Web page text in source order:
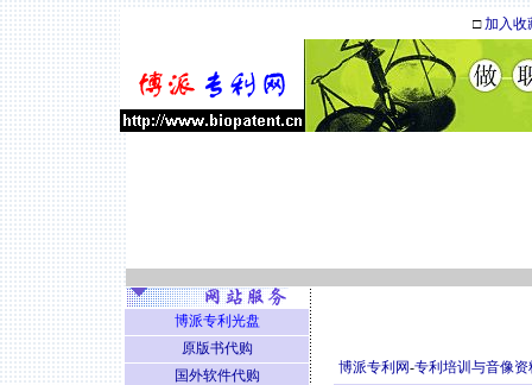
□加入收
博派专利网-专利培训与音像资
博派专利光盘
原版书代购
国外软件代购